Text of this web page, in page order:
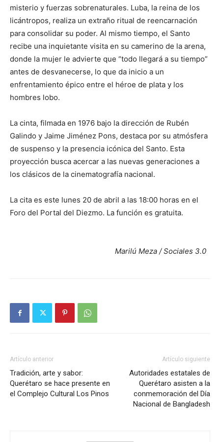
misterio y fuerzas sobrenaturales. Luba, la reina de los
licántropos, realiza un extraño ritual de reencarnación
para consolidar su poder. Al mismo tiempo, el Santo
recibe una inquietante visita en su camerino de la arena,
donde la mujer le advierte que “todo llegará a su tiempo”
antes de desvanecerse, lo que da inicio a un
enfrentamiento épico entre el héroe de plata y los
hombres lobo.
La cinta, filmada en 1976 bajo la dirección de Rubén
Galindo y Jaime Jiménez Pons, destaca por su atmósfera
de suspenso y la presencia icónica del Santo. Esta
proyección busca acercar a las nuevas generaciones a
los clásicos de la cinematografía nacional.
La cita es este lunes 20 de abril a las 18:00 horas en el
Foro del Portal del Diezmo. La función es gratuita.
Marilú Meza / Sociales 3.0
Artículo anterior
Tradición, arte y sabor:
Querétaro se hace presente en
el Complejo Cultural Los Pinos
Artículo siguiente
Autoridades estatales de
Querétaro asisten a la
conmemoración del Día
Nacional de Bangladesh